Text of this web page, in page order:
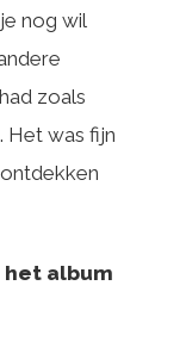
nog wil
zoals
Het was fijn
het album